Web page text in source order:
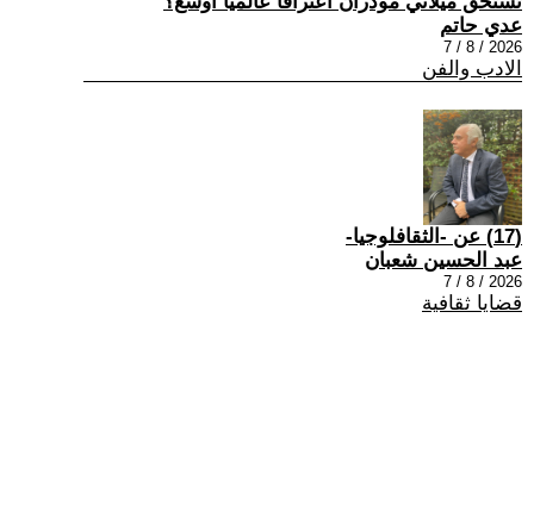
عدي حاتم
2026 / 8 / 7
الادب والفن
(17) عن -الثقافلوجيا-
عبد الحسين شعبان
2026 / 8 / 7
قضايا ثقافية